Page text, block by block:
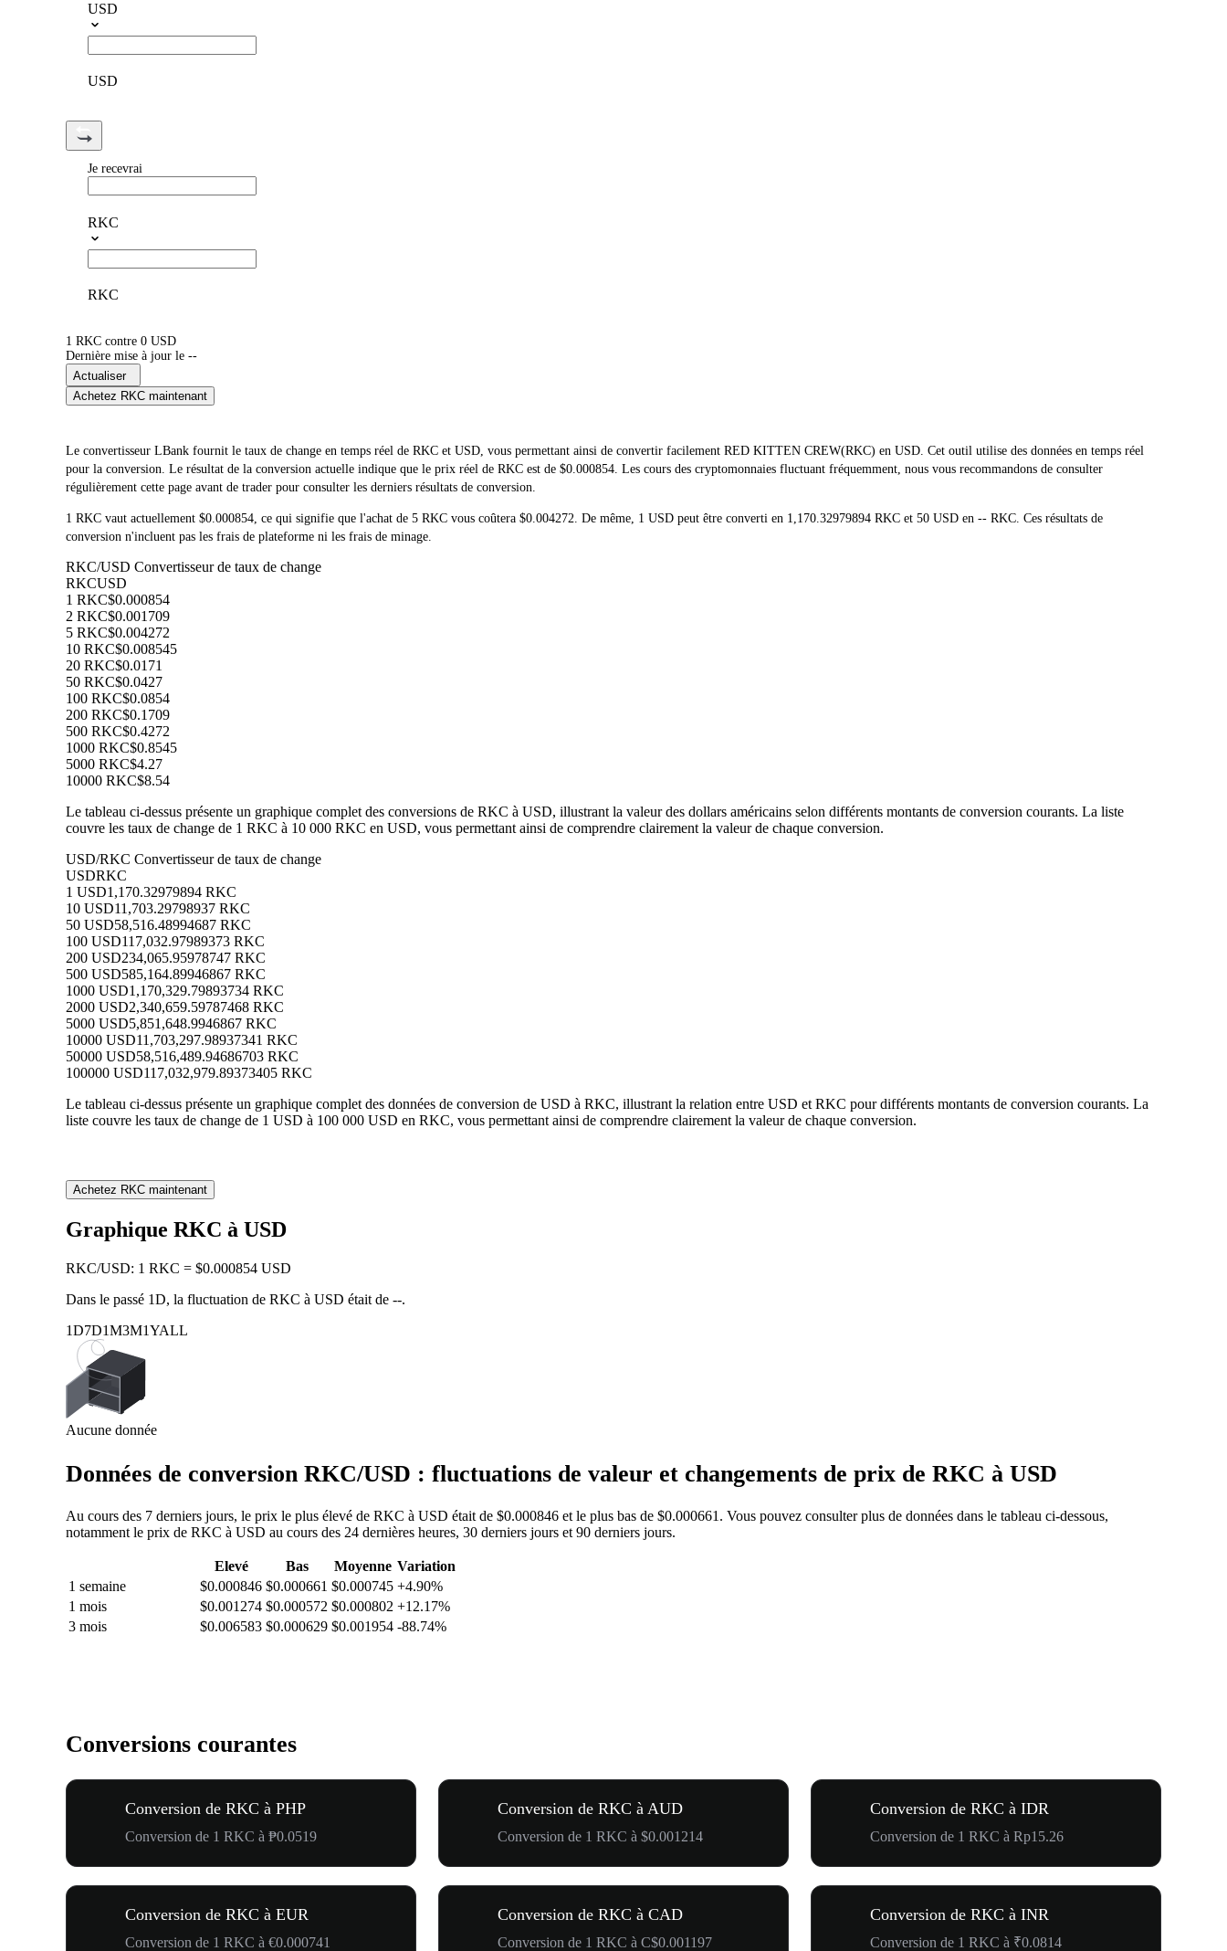
USD
USD
Je recevrai
RKC
RKC
1 RKC contre 0 USD
Dernière mise à jour le --
Actualiser
Achetez RKC maintenant
Le convertisseur LBank fournit le taux de change en temps réel de RKC et USD, vous permettant ainsi de convertir facilement RED KITTEN CREW(RKC) en USD. Cet outil utilise des données en temps réel
pour la conversion. Le résultat de la conversion actuelle indique que le prix réel de RKC est de $0.000854. Les cours des cryptomonnaies fluctuant fréquemment, nous vous recommandons de consulter
régulièrement cette page avant de trader pour consulter les derniers résultats de conversion.
1 RKC vaut actuellement $0.000854, ce qui signifie que l'achat de 5 RKC vous coûtera $0.004272. De même, 1 USD peut être converti en 1,170.32979894 RKC et 50 USD en -- RKC. Ces résultats de
conversion n'incluent pas les frais de plateforme ni les frais de minage.
RKC/USD Convertisseur de taux de change
RKCUSD
1 RKC$0.000854
2 RKC$0.001709
5 RKC$0.004272
10 RKC$0.008545
20 RKC$0.0171
50 RKC$0.0427
100 RKC$0.0854
200 RKC$0.1709
500 RKC$0.4272
1000 RKC$0.8545
5000 RKC$4.27
10000 RKC$8.54
Le tableau ci-dessus présente un graphique complet des conversions de RKC à USD, illustrant la valeur des dollars américains selon différents montants de conversion courants. La liste
couvre les taux de change de 1 RKC à 10 000 RKC en USD, vous permettant ainsi de comprendre clairement la valeur de chaque conversion.
USD/RKC Convertisseur de taux de change
USDRKC
1 USD1,170.32979894 RKC
10 USD11,703.29798937 RKC
50 USD58,516.48994687 RKC
100 USD117,032.97989373 RKC
200 USD234,065.95978747 RKC
500 USD585,164.89946867 RKC
1000 USD1,170,329.79893734 RKC
2000 USD2,340,659.59787468 RKC
5000 USD5,851,648.9946867 RKC
10000 USD11,703,297.98937341 RKC
50000 USD58,516,489.94686703 RKC
100000 USD117,032,979.89373405 RKC
Le tableau ci-dessus présente un graphique complet des données de conversion de USD à RKC, illustrant la relation entre USD et RKC pour différents montants de conversion courants. La
liste couvre les taux de change de 1 USD à 100 000 USD en RKC, vous permettant ainsi de comprendre clairement la valeur de chaque conversion.
Achetez RKC maintenant
Graphique RKC à USD
RKC/USD: 1 RKC = $0.000854 USD
Dans le passé 1D, la fluctuation de RKC à USD était de --.
1D7D1M3M1YALL
Aucune donnée
Données de conversion RKC/USD : fluctuations de valeur et changements de prix de RKC à USD
Au cours des 7 derniers jours, le prix le plus élevé de RKC à USD était de $0.000846 et le plus bas de $0.000661. Vous pouvez consulter plus de données dans le tableau ci-dessous,
notamment le prix de RKC à USD au cours des 24 dernières heures, 30 derniers jours et 90 derniers jours.
Elevé Bas Moyenne Variation
1 semaine
$0.000846 $0.000661 $0.000745 +4.90%
1 mois
$0.001274 $0.000572 $0.000802 +12.17%
3 mois
$0.006583 $0.000629 $0.001954 -88.74%
Conversions courantes
Conversion de RKC à PHP
Conversion de 1 RKC à ₱0.0519
Conversion de RKC à AUD
Conversion de 1 RKC à $0.001214
Conversion de RKC à IDR
Conversion de 1 RKC à Rp15.26
Conversion de RKC à EUR
Conversion de 1 RKC à €0.000741
Conversion de RKC à CAD
Conversion de 1 RKC à C$0.001197
Conversion de RKC à INR
Conversion de 1 RKC à ₹0.0814